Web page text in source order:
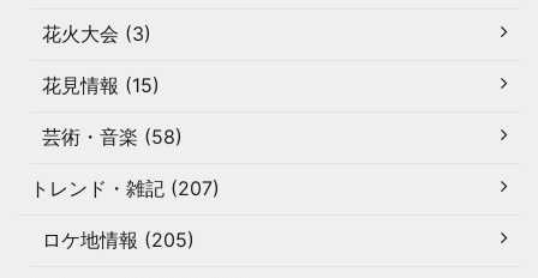
花火大会 (3)
花見情報 (15)
芸術・音楽 (58)
トレンド・雑記 (207)
ロケ地情報 (205)